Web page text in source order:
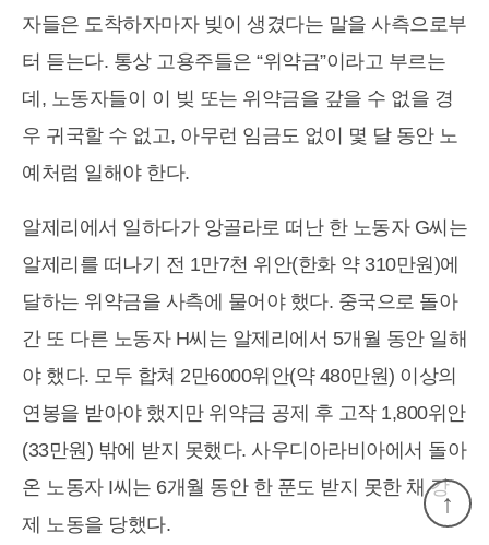
자들은 도착하자마자 빚이 생겼다는 말을 사측으로부
터 듣는다. 통상 고용주들은 “위약금”이라고 부르는
데, 노동자들이 이 빚 또는 위약금을 갚을 수 없을 경
우 귀국할 수 없고, 아무런 임금도 없이 몇 달 동안 노
예처럼 일해야 한다.
알제리에서 일하다가 앙골라로 떠난 한 노동자 G씨는
알제리를 떠나기 전 1만7천 위안(한화 약 310만원)에
달하는 위약금을 사측에 물어야 했다. 중국으로 돌아
간 또 다른 노동자 H씨는 알제리에서 5개월 동안 일해
야 했다. 모두 합쳐 2만6000위안(약 480만원) 이상의
연봉을 받아야 했지만 위약금 공제 후 고작 1,800위안
(33만원) 밖에 받지 못했다. 사우디아라비아에서 돌아
온 노동자 I씨는 6개월 동안 한 푼도 받지 못한 채 강
제 노동을 당했다.
↑